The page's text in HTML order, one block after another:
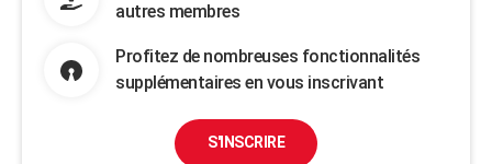
autres membres
Profitez de nombreuses fonctionnalités
supplémentaires en vous inscrivant
S'INSCRIRE